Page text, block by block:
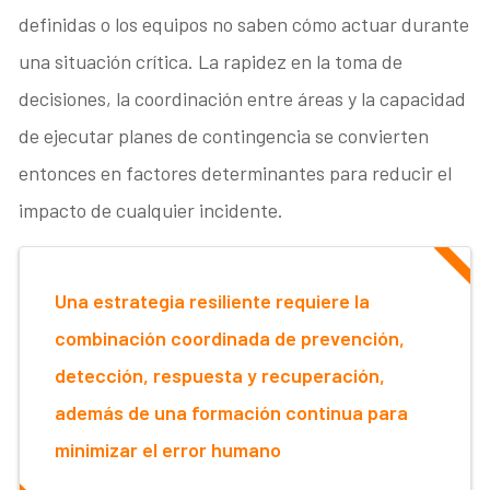
definidas o los equipos no saben cómo actuar durante
una situación crítica. La rapidez en la toma de
decisiones, la coordinación entre áreas y la capacidad
de ejecutar planes de contingencia se convierten
entonces en factores determinantes para reducir el
impacto de cualquier incidente.
Una estrategia resiliente requiere la
combinación coordinada de prevención,
detección, respuesta y recuperación,
además de una formación continua para
minimizar el error humano